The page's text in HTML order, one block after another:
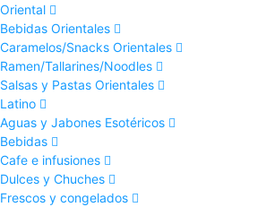
Oriental
Bebidas Orientales
Caramelos/Snacks Orientales
Ramen/Tallarines/Noodles
Salsas y Pastas Orientales
Latino
Aguas y Jabones Esotéricos
Bebidas
Cafe e infusiones
Dulces y Chuches
Frescos y congelados